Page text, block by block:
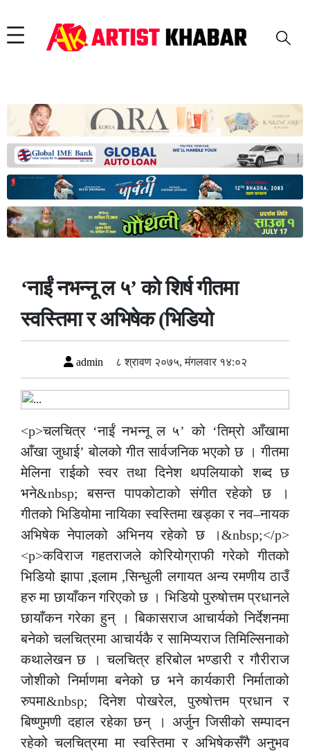
‘नाईं नभन्नू ल ५’ को शिर्ष गीतमा
स्वस्तिमा र अभिषेक (भिडियो
admin ८ श्रावण २०७५, मंगलवार १४:०२
<p>चलचित्र ‘नाईं नभन्नू ल ५’ को ‘तिम्रो आँखामा
आँखा जुधाई’ बोलको गीत सार्वजनिक भएको छ । गीतमा
मेलिना राईको स्वर तथा दिनेश थपलियाको शब्द छ
भने&nbsp; बसन्त पापकोटाको संगीत रहेको छ ।
गीतको भिडियोमा नायिका स्वस्तिमा खड्का र नव–नायक
अभिषेक नेपालको अभिनय रहेको छ ।&nbsp;</p>
<p>कविराज गहतराजले कोरियोग्राफी गरेको गीतको
भिडियो झापा ,इलाम ,सिन्धुली लगायत अन्य रमणीय ठाउँ
हरु मा छायाँकन गरिएको छ । भिडियो पुरुषोत्तम प्रधानले
छायाँकन गरेका हुन् । बिकासराज आचार्यको निर्देशनमा
बनेको चलचित्रमा आचार्यकै र सामिप्यराज तिमिल्सिनाको
कथालेखन छ । चलचित्र हरिबोल भण्डारी र गौरीराज
जोशीको निर्माणमा बनेको छ भने कार्यकारी निर्माताको
रुपमा&nbsp; दिनेश पोखरेल, पुरुषोत्तम प्रधान र
बिष्णुमणी दहाल रहेका छन् । अर्जुन जिसीको सम्पादन
रहेको चलचित्रमा मा स्वस्तिमा र अभिषेकसँगै अनुभव